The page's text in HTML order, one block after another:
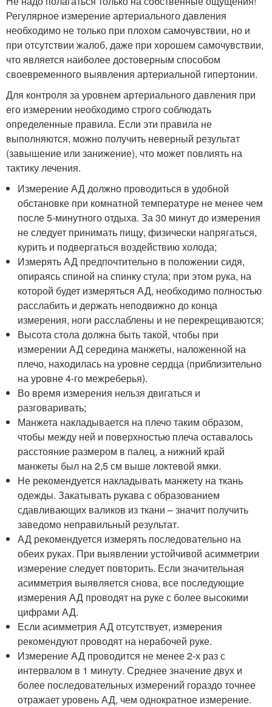
Регулярное измерение артериального давления
необходимо не только при плохом самочувствии, но и
при отсутствии жалоб, даже при хорошем самочувствии,
что является наиболее достоверным способом
своевременного выявления артериальной гипертонии.
Для контроля за уровнем артериального давления при
его измерении необходимо строго соблюдать
определенные правила. Если эти правила не
выполняются, можно получить неверный результат
(завышение или занижение), что может повлиять на
тактику лечения.
Измерение АД должно проводиться в удобной
обстановке при комнатной температуре не менее чем
после 5-минутного отдыха. За 30 минут до измерения
не следует принимать пищу, физически напрягаться,
курить и подвергаться воздействию холода;
Измерять АД предпочтительно в положении сидя,
опираясь спиной на спинку стула; при этом рука, на
которой будет измеряться АД, необходимо полностью
расслабить и держать неподвижно до конца
измерения, ноги расслаблены и не перекрещиваются;
Высота стола должна быть такой, чтобы при
измерении АД середина манжеты, наложенной на
плечо, находилась на уровне сердца (приблизительно
на уровне 4-го межреберья).
Во время измерения нельзя двигаться и
разговаривать;
Манжета накладывается на плечо таким образом,
чтобы между ней и поверхностью плеча оставалось
расстояние размером в палец, а нижний край
манжеты был на 2,5 см выше локтевой ямки.
Не рекомендуется накладывать манжету на ткань
одежды. Закатывать рукава с образованием
сдавливающих валиков из ткани – значит получить
заведомо неправильный результат.
АД рекомендуется измерять последовательно на
обеих руках. При выявлении устойчивой асимметрии
измерение следует повторить. Если значительная
асимметрия выявляется снова, все последующие
измерения АД проводят на руке с более высокими
цифрами АД.
Если асимметрия АД отсутствует, измерения
рекомендуют проводят на нерабочей руке.
Измерение АД проводится не менее 2-х раз с
интервалом в 1 минуту. Среднее значение двух и
более последовательных измерений гораздо точнее
отражает уровень АД, чем однократное измерение.